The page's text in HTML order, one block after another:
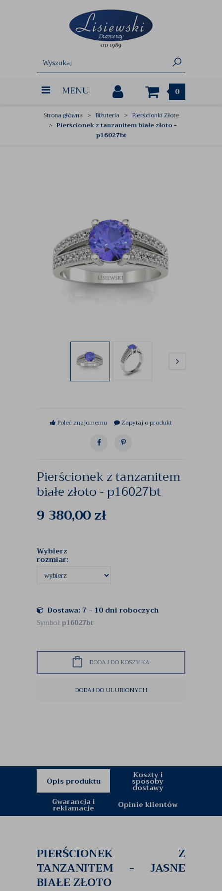
MENU 0
Strona główna Biżuteria
Pierścionki Złote
Pierścionek z tanzanitem białe złoto -
p16027bt
Poleć znajomemu Zapytaj o produkt
Pierścionek z tanzanitem
białe złoto - p16027bt
9 380,00zł
Wybierz
rozmiar:
Dostawa: 7 - 10 dni roboczych
Symbol:p16027bt
DODAJ DO KOSZYKA
DODAJ DO ULUBIONYCH
Opis produktu
Koszty i
sposoby
dostawy
Gwarancja i
reklamacje Opinie klientów
PIERŚCIONEK Z
TANZANITEM - JASNE
BIAŁE ZŁOTO